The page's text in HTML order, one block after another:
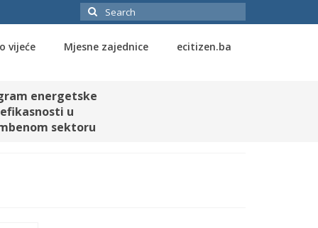
Search
for:
vijeće Mjesne zajednice ecitizen.ba
energetske
efikasnosti u
sektoru